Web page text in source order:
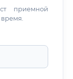
приемной